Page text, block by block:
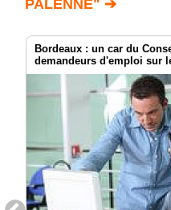
PALENNE" ➔
Bordeaux : un car du
demandeurs d'emploi sur